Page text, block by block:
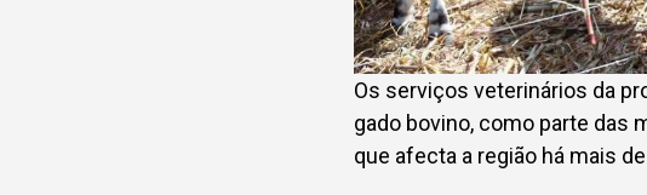
Os serviços veterinários da
gado bovino, como parte das
que afecta a região há mais